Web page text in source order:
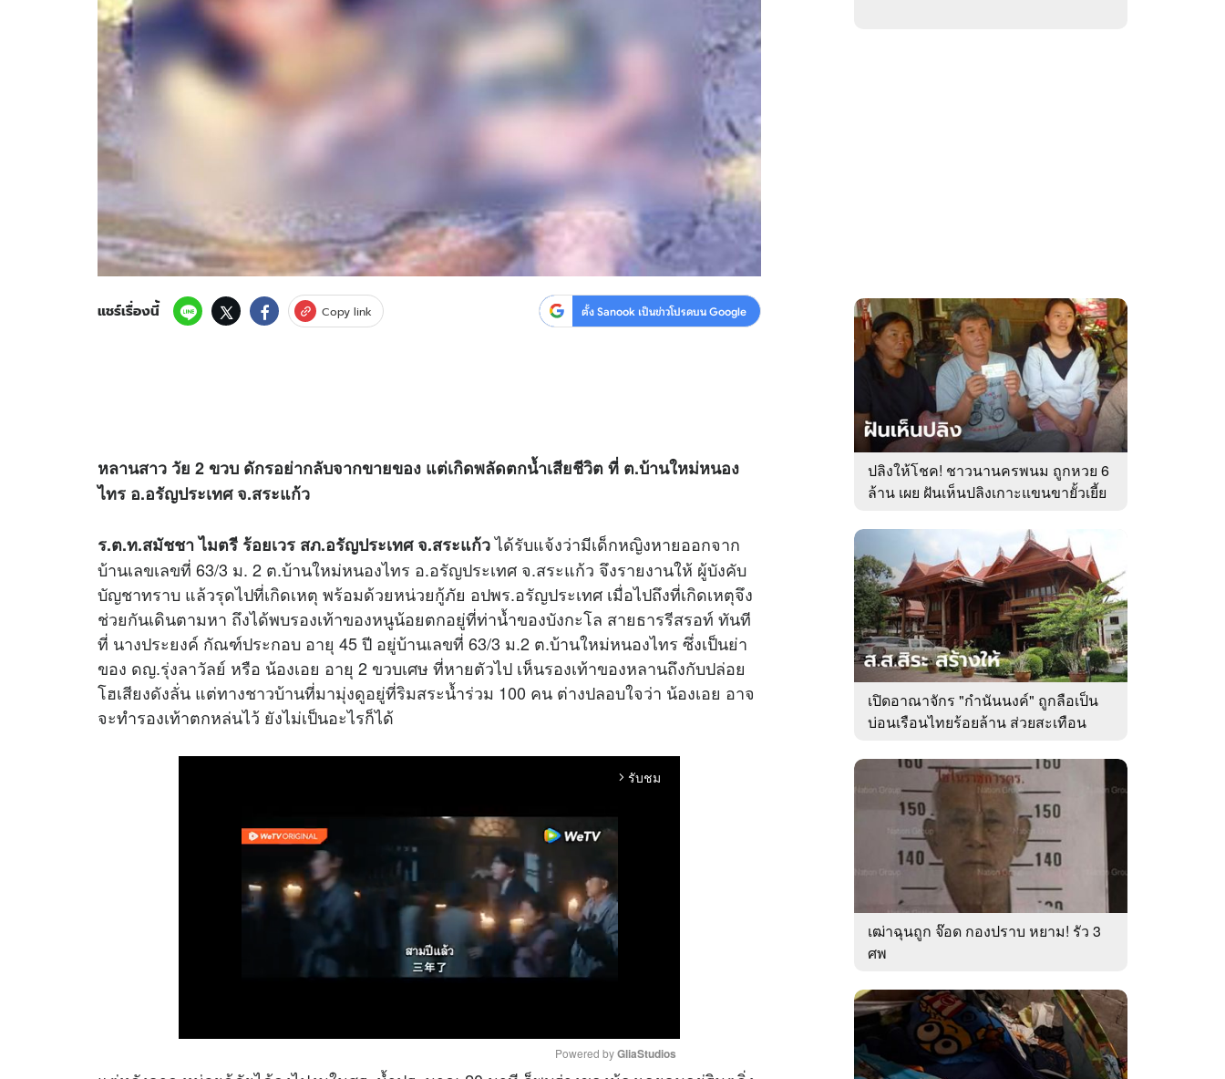
ดาวน์โหลดสนุกแอปฟรี ติดตามสนุกโซเชียลได้ที่
สงวนลิขสิทธิ์ © บริษัท อิมเมจ ฟิวเจอร์ (ประเทศไทย) จำกัด
แชร์เรื่องนี้ Copy link ตั้ง Sanook เป็นข่าวโปรดบน Google
หลานสาว วัย 2 ขวบ ดักรอย่ากลับจากขายของ แต่เกิดพลัดตกน้ำเสียชีวิต ที่ ต.บ้านใหม่หนอง
ไทร อ.อรัญประเทศ จ.สระแก้ว
ร.ต.ท.สมัชชา ไมตรี ร้อยเวร สภ.อรัญประเทศ จ.สระแก้วได้รับแจ้งว่ามีเด็กหญิงหายออกจาก
บ้านเลขเลขที่ 63/3 ม. 2 ต.บ้านใหม่หนองไทร อ.อรัญประเทศ จ.สระแก้ว จึงรายงานให้ ผู้บังคับ
บัญชาทราบ แล้วรุดไปที่เกิดเหตุ พร้อมด้วยหน่วยกู้ภัย อปพร.อรัญประเทศ เมื่อไปถึงที่เกิดเหตุจึง
ช่วยกันเดินตามหา ถึงได้พบรองเท้าของหนูน้อยตกอยู่ที่ท่าน้ำของบังกะโล สายธารรีสรอท์ ทันที
ที่ นางประยงค์ กัณฑ์ประกอบ อายุ 45 ปี อยู่บ้านเลขที่ 63/3 ม.2 ต.บ้านใหม่หนองไทร ซึ่งเป็นย่า
ของ ดญ.รุ่งลาวัลย์ หรือ น้องเอย อายุ 2 ขวบเศษ ที่หายตัวไป เห็นรองเท้าของหลานถึงกับปล่อย
โฮเสียงดังลั่น แต่ทางชาวบ้านที่มามุ่งดูอยู่ที่ริมสระน้ำร่วม 100 คน ต่างปลอบใจว่า น้องเอย อาจ
จะทำรองเท้าตกหล่นไว้ ยังไม่เป็นอะไรก็ได้
arrow_forward_ios รับชม
Powered by GliaStudios
ปลิงให้โชค! ชาวนานครพนม ถูกหวย 6
ล้าน เผย ฝันเห็นปลิงเกาะแขนขายั้วเยี้ย
เปิดอาณาจักร "กำนันนงค์" ถูกลือเป็น
บ่อนเรือนไทยร้อยล้าน ส่วยสะเทือน
เฒ่าฉุนถูก จ๊อด กองปราบ หยาม! รัว 3
ศพ